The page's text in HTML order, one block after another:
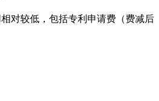
对较低，包括专利申请费（费减后